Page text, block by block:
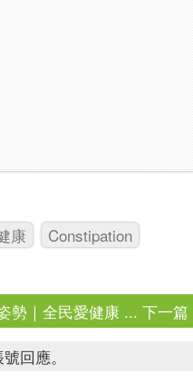
康
Constipation
勢｜全民愛健康 ... 下一
回應。